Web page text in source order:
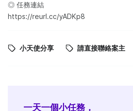
◎ 任務連結
https://reurl.cc/yADKp8
小天使分享 請直接聯絡案主
一天一個小任務，